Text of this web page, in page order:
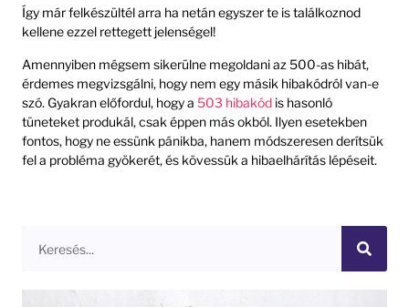
Így már felkészültél arra ha netán egyszer te is találkoznod
kellene ezzel rettegett jelenségel!
Amennyiben mégsem sikerülne megoldani az 500-as hibát,
érdemes megvizsgálni, hogy nem egy másik hibakódról van-e
szó. Gyakran előfordul, hogy a 503 hibakód is hasonló
tüneteket produkál, csak éppen más okból. Ilyen esetekben
fontos, hogy ne essünk pánikba, hanem módszeresen derítsük
fel a probléma gyökerét, és kövessük a hibaelhárítás lépéseit.